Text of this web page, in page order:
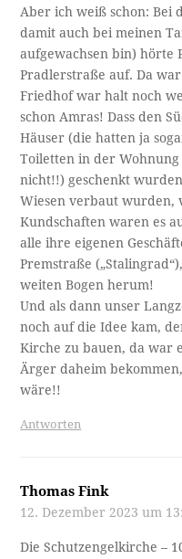
Aber ich weiß schon: Bei
damit auch bei meinen
aufgewachsen bin) hörte
Pradlerstraße auf. Da
Friedhof war halt noch
schon Amras! Dass den
Häuser (die hatten ja
Toiletten in der Wohnung
nicht!!) geschenkt
Wiesen verbaut wurden,
Kundschaften waren es
alle ihre eigenen
Premstraße
weiten Bogen herum!
Und als dann unser
noch auf die Idee kam,
Kirche zu bauen, da war
Ärger daheim
wäre!!
Antworten
Thomas Fink
12. Dezember 2023 um
Die Schutzengelkirche –